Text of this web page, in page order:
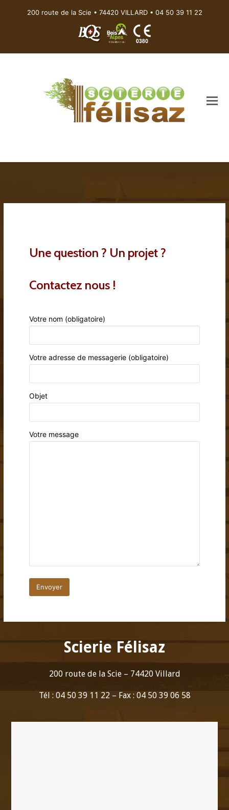
200 route de la Scie • 74420 VILLARD • 04 50 39 11 22
Une question ? Un projet ?
Contactez nous !
Votre nom (obligatoire)
Votre adresse de messagerie (obligatoire)
Objet
Votre message
Scierie Félisaz
200 route de la Scie – 74420 Villard
Tél : 04 50 39 11 22 – Fax : 04 50 39 06 58